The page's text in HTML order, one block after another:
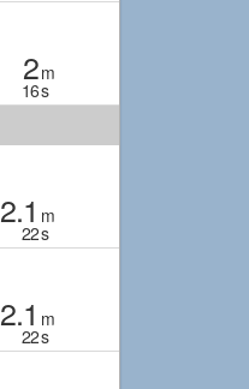
2m
16s
2.1 m
22s
2.1 m
22s